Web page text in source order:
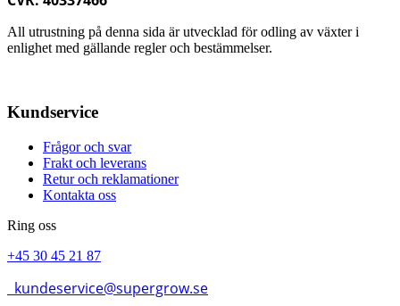
All utrustning på denna sida är utvecklad för odling av växter i
enlighet med gällande regler och bestämmelser.
Kundservice
Frågor och svar
Frakt och leverans
Retur och reklamationer
Kontakta oss
Ring oss
+45 30 45 21 87
kundeservice@supergrow.se